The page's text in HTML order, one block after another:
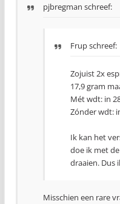
pjbregman schreef:
Frup schreef:
Zojuist 2x
17,9 gram
Mét wdt: in
Zónder wdt:
Ik kan het
doe ik met
draaien. Dus
Misschien een rare